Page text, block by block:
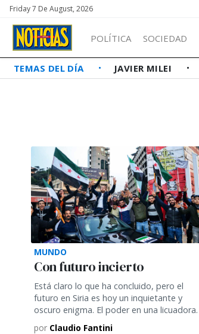
Friday 7 De August, 2026
POLÍTICA SOCIEDAD
TEMAS DEL DÍA JAVIER MILEI
MUNDO
Con futuro incierto
Está claro lo que ha concluido, pero el
futuro en Siria es hoy un inquietante y
oscuro enigma. El poder en una licuadora.
por Claudio Fantini